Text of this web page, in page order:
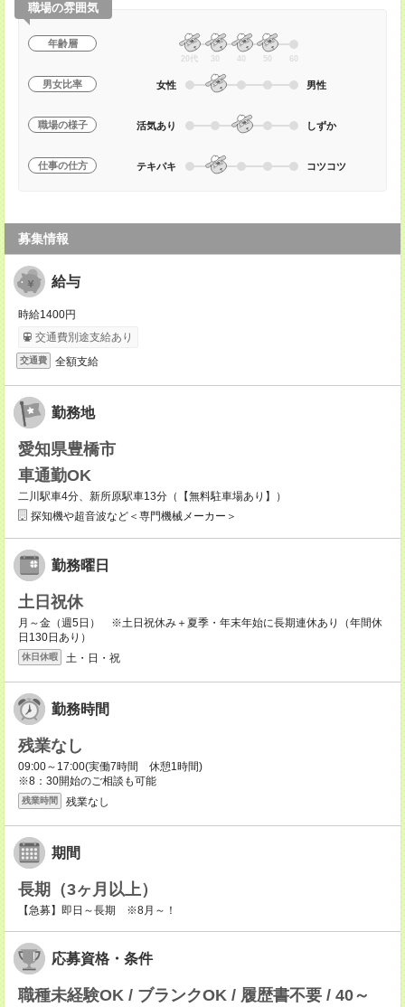
職場の雰囲気
年齢層
20代 30 40 50 60
男女比率 女性 男性
職場の様子 活気あり しずか
仕事の仕方 テキパキ コツコツ
募集情報
給与
時給1400円
交通費別途支給あり
交通費 全額支給
勤務地
愛知県豊橋市
車通勤OK
二川駅車4分、新所原駅車13分（【無料駐車場あり】）
探知機や超音波など＜専門機械メーカー＞
勤務曜日
土日祝休
月～金（週5日） ※土日祝休み＋夏季・年末年始に長期連休あり（年間休
日130日あり）
休日休暇 土・日・祝
勤務時間
残業なし
09:00～17:00(実働7時間 休憩1時間)
※8：30開始のご相談も可能
残業時間 残業なし
期間
長期（3ヶ月以上）
【急募】即日～長期 ※8月～！
応募資格・条件
職種未経験OK / ブランクOK / 履歴書不要 / 40～